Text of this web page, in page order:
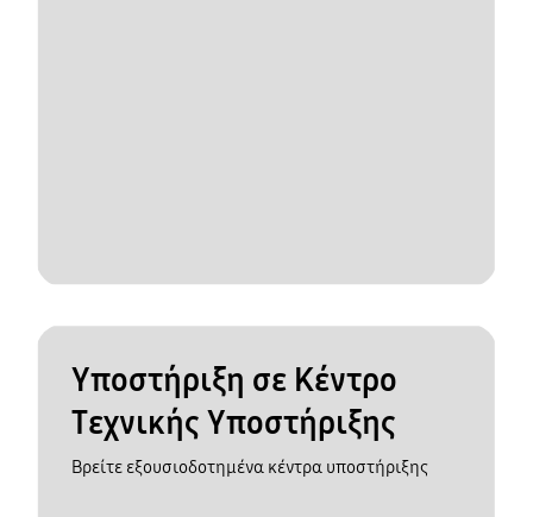
Υποστήριξη σε Κέντρο
Τεχνικής Υποστήριξης
Βρείτε εξουσιοδοτημένα κέντρα υποστήριξης